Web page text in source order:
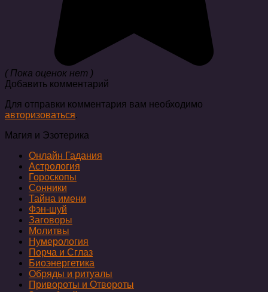
( Пока оценок нет )
Добавить комментарий
Для отправки комментария вам необходимо
авторизоваться.
Магия и Эзотерика
Онлайн Гадания
Астрология
Гороскопы
Сонники
Тайна имени
Фэн-шуй
Заговоры
Молитвы
Нумерология
Порча и Сглаз
Биоэнергетика
Обряды и ритуалы
Привороты и Отвороты